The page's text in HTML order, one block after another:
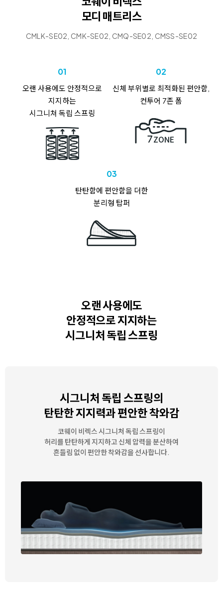
모디 매트리스
CMLK-SE02, CMK-SE02, CMQ-SE02, CMSS-SE02
01
오랜 사용에도 안정적으로
지지하는
시그니쳐 독립 스프링
02
신체 부위별로 최적화된 편안함,
컨투어 7존 폼
03
탄탄함에 편안함을 더한
분리형 탑퍼
오랜 사용에도
안정적으로 지지하는
시그니처 독립 스프링
시그니처 독립 스프링의
탄탄한 지지력과 편안한 착와감
코웨이 비렉스 시그니처 독립 스프링이
허리를 탄탄하게 지지하고 신체 압력을 분산하여
흔들림 없이 편안한 착와감을 선사합니다.